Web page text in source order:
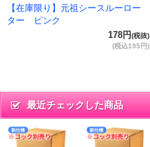
【在庫限り】元祖シースルーロー
ター ピンク
178円(税抜)
(税込195円)
最近チェックした商品